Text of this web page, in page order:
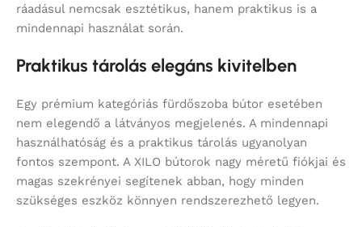
ráadásul nemcsak esztétikus, hanem praktikus is a
mindennapi használat során.
Praktikus tárolás elegáns kivitelben
Egy prémium kategóriás fürdőszoba bútor esetében
nem elegendő a látványos megjelenés. A mindennapi
használhatóság és a praktikus tárolás ugyanolyan
fontos szempont. A XILO bútorok nagy méretű fiókjai és
magas szekrényei segítenek abban, hogy minden
szükséges eszköz könnyen rendszerezhető legyen.